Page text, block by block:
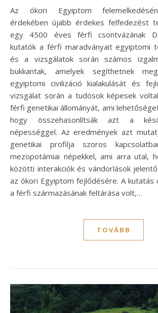
Az ókori Egyiptom felemelkedésének megértése
érdekében újabb érdekes felfedezést
egy 4500 éves férfi csontvázának
kutatók a férfi maradványait egyiptomi
és a vizsgálatok során számos
bukkantak, amelyek segíthetnek
egyiptomi civilizáció kialakulását és
vizsgálat során a tudósok képesek
férfi genetikai állományát, ami
hogy összehasonlítsák azt a
népességgel. Az eredmények azt
genetikai profilja szoros
mezopotámiai népekkel, ami arra utal,
közötti interakciók és vándorlások
az ókori Egyiptom fejlődésére. A kutatás
a férfi származásának feltárása volt,…
TOVÁBB